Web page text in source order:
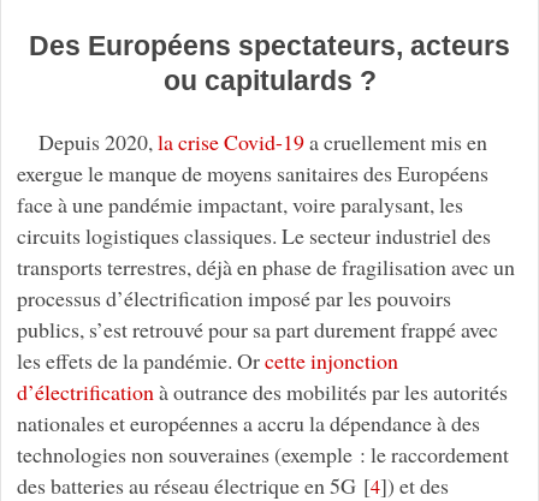
Des Européens spectateurs, acteurs
ou capitulards ?
Depuis 2020, la crise Covid-19a cruellement mis en
exergue le manque de moyens sanitaires des Européens
face à une pandémie impactant, voire paralysant, les
circuits logistiques classiques. Le secteur industriel des
transports terrestres, déjà en phase de fragilisation avec un
processus d’électrification imposé par les pouvoirs
publics, s’est retrouvé pour sa part durement frappé avec
les effets de la pandémie. Orcette injonction
d’électrification à outrance des mobilités par les autorités
nationales et européennes a accru la dépendance à des
technologies non souveraines (exemple : le raccordement
des batteries au réseau électrique en 5G[4]) et des